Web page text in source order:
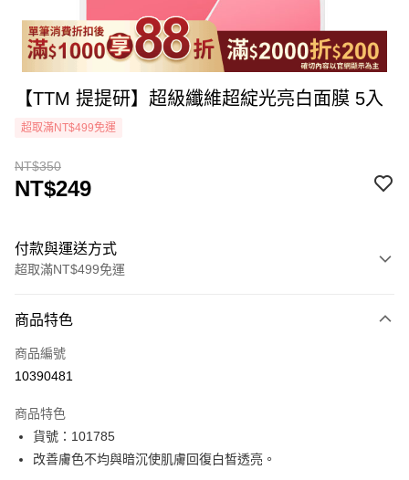
【TTM 提提研】超級纖維超綻光亮白面膜 5入
超取滿NT$499免運
NT$350
NT$249
付款與運送方式
超取滿NT$499免運
icash Pay
信用卡一次付款
LINE Pay
Apple Pay
商品特色
商品編號
10390481
商品特色
貨號：101785
改善膚色不均與暗沉使肌膚回復白皙透亮。